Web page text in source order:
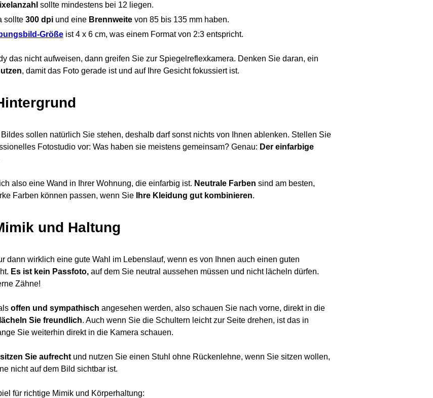
sollte mindestens bei 12 liegen.
sollte 300 dpi und eine Brennweite von 85 bis 135 mm haben.
Größe ist 4 x 6 cm, was einem Format von 2:3 entspricht.
das nicht aufweisen, dann greifen Sie zur Spiegelreflexkamera. Denken Sie daran, ein
, damit das Foto gerade ist und auf Ihre Gesicht fokussiert ist.
Bildes sollen natürlich Sie stehen, deshalb darf sonst nichts von Ihnen ablenken. Stellen Sie
Fotostudio vor: Was haben sie meistens gemeinsam? Genau: Der einfarbige
also eine Wand in Ihrer Wohnung, die einfarbig ist. Neutrale Farben sind am besten,
Farben können passen, wenn Sie
Ihre Kleidung gut kombinieren.
und Haltung
dann wirklich eine gute Wahl im Lebenslauf, wenn es von Ihnen auch einen guten
Es ist kein Passfoto, auf dem Sie neutral aussehen müssen und nicht lächeln dürfen.
Zähne!
offen und sympathisch angesehen werden, also schauen Sie nach vorne, direkt in die
lächeln Sie freundlich. Auch wenn Sie die Schultern leicht zur Seite drehen, ist das in
Sie weiterhin direkt in die Kamera schauen.
Sie aufrecht und nutzen Sie einen Stuhl ohne Rückenlehne, wenn Sie sitzen wollen,
nicht auf dem Bild sichtbar ist.
für richtige Mimik und Körperhaltung: